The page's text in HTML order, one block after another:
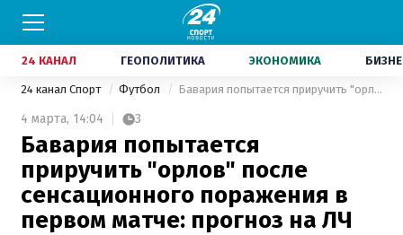
24 КАНАЛ ГЕОПОЛИТИКА ЭКОНОМИКА
24 канал Спорт Футбол Бавария попытается приручить "орлов" после сенсационного поражения в первом матче: прогноз на ЛЧ
4 марта, 14:04 3
Бавария попытается
приручить "орлов" после
сенсационного поражения в
первом матче: прогноз на ЛЧ